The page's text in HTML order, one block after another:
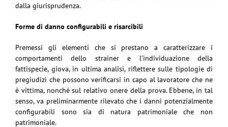
dalla giurisprudenza.
Forme di danno configurabili e risarcibili
Premessi gli elementi che si prestano a caratterizzare i
comportamenti dello strainer e l’individuazione della
fattispecie, giova, in ultima analisi, riflettere sulle tipologie di
pregiudizi che possono verificarsi in capo al lavoratore che ne
è vittima, nonché sul relativo onere della prova. Ebbene, in tal
senso, va preliminarmente rilevato che i danni potenzialmente
configurabili sono sia di natura patrimoniale che non
patrimoniale.